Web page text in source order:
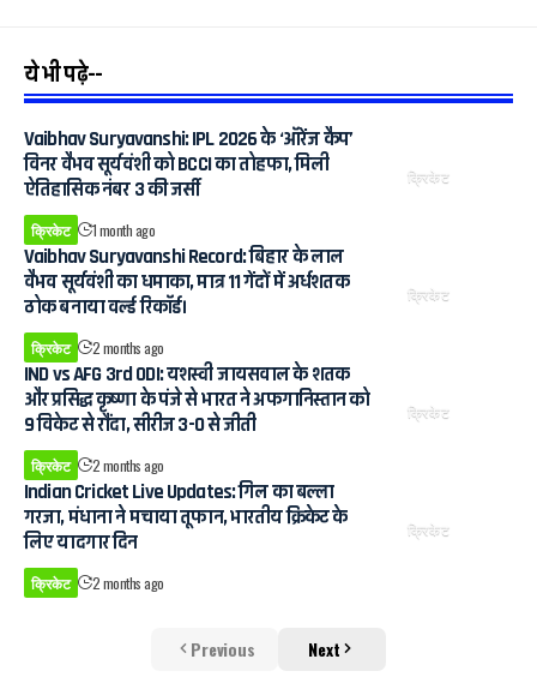
ये भी पढ़े--
क्रिकेट
Vaibhav Suryavanshi: IPL 2026 के ‘ऑरेंज कैप’
विनर वैभव सूर्यवंशी को BCCI का तोहफा, मिली
ऐतिहासिक नंबर 3 की जर्सी
क्रिकेट 1 month ago
क्रिकेट
Vaibhav Suryavanshi Record: बिहार के लाल
वैभव सूर्यवंशी का धमाका, मात्र 11 गेंदों में अर्धशतक
ठोक बनाया वर्ल्ड रिकॉर्ड।
क्रिकेट 2 months ago
क्रिकेट
IND vs AFG 3rd ODI: यशस्वी जायसवाल के शतक
और प्रसिद्ध कृष्णा के पंजे से भारत ने अफगानिस्तान को
9 विकेट से रौंदा, सीरीज 3-0 से जीती
क्रिकेट 2 months ago
क्रिकेट
Indian Cricket Live Updates: गिल का बल्ला
गरजा, मंधाना ने मचाया तूफान, भारतीय क्रिकेट के
लिए यादगार दिन
क्रिकेट 2 months ago
Previous Next